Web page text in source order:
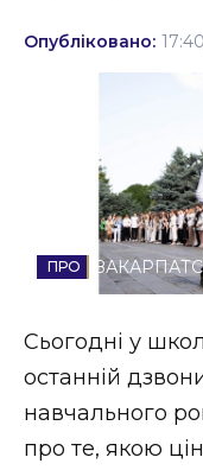
Освіта
Соціум
Спорт
Стиль життя
Втрачений
Втрачений
Опубліковано:
Сьогодні у
останній
навчального
про те, якою